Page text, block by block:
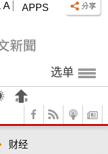
APPS
A
选单
财经